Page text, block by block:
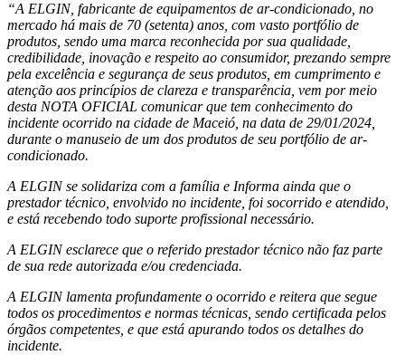
“A ELGIN, fabricante de equipamentos de ar-condicionado, no
mercado há mais de 70 (setenta) anos, com vasto portfólio de
produtos, sendo uma marca reconhecida por sua qualidade,
credibilidade, inovação e respeito ao consumidor, prezando sempre
pela excelência e segurança de seus produtos, em cumprimento e
atenção aos princípios de clareza e transparência, vem por meio
desta NOTA OFICIAL comunicar que tem conhecimento do
incidente ocorrido na cidade de Maceió, na data de 29/01/2024,
durante o manuseio de um dos produtos de seu portfólio de ar-
condicionado.
A ELGIN se solidariza com a família e Informa ainda que o
prestador técnico, envolvido no incidente, foi socorrido e atendido,
e está recebendo todo suporte profissional necessário.
A ELGIN esclarece que o referido prestador técnico não faz parte
de sua rede autorizada e/ou credenciada.
A ELGIN lamenta profundamente o ocorrido e reitera que segue
todos os procedimentos e normas técnicas, sendo certificada pelos
órgãos competentes, e que está apurando todos os detalhes do
incidente.